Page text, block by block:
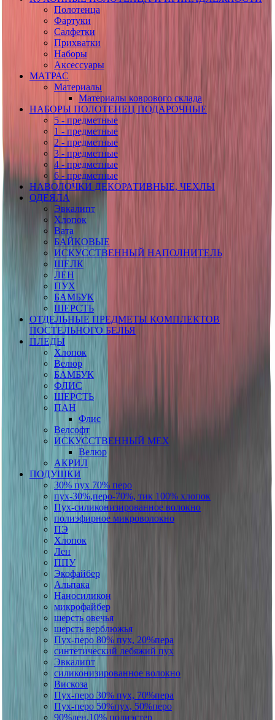
Полотенца
Фартуки
Салфетки
Прихватки
Наборы
Аксессуары
МАТРАС
Материалы
Материалы коврового склада
НАБОРЫ ПОЛОТЕНЕЦ ПОДАРОЧНЫЕ
5 - предметные
1 - предметные
2 - предметные
3 - предметные
4 - предметные
6 - предметные
НАВОЛОЧКИ ДЕКОРАТИВНЫЕ, ЧЕХЛЫ
ОДЕЯЛА
Эвкалипт
Хлопок
Вата
БАЙКОВЫЕ
ИСКУССТВЕННЫЙ НАПОЛНИТЕЛЬ
ШЕЛК
ЛЕН
ПУХ
БАМБУК
ШЕРСТЬ
ОТДЕЛЬНЫЕ ПРЕДМЕТЫ КОМПЛЕКТОВ
ПОСТЕЛЬНОГО БЕЛЬЯ
ПЛЕДЫ
Хлопок
Велюр
БАМБУК
ФЛИС
ШЕРСТЬ
ПАН
Флис
Велсофт
ИСКУССТВЕННЫЙ МЕХ
Велюр
АКРИЛ
ПОДУШКИ
30% пух 70% перо
пух-30%,перо-70%, тик 100% хлопок
Пух-силиконизированное волокно
полиэфирное микроволокно
ПЭ
Хлопок
Лен
ППУ
Экофайбер
Альпака
Наносиликон
микрофайбер
шерсть овечья
шерсть верблюжья
Пух-перо 80% пух, 20%пера
синтетический лебяжий пух
Эвкалипт
силиконизированное волокно
Вискоза
Пух-перо 30% пух, 70%пера
Пух-перо 50%пух, 50%перо
90%лен,10% полиэстер